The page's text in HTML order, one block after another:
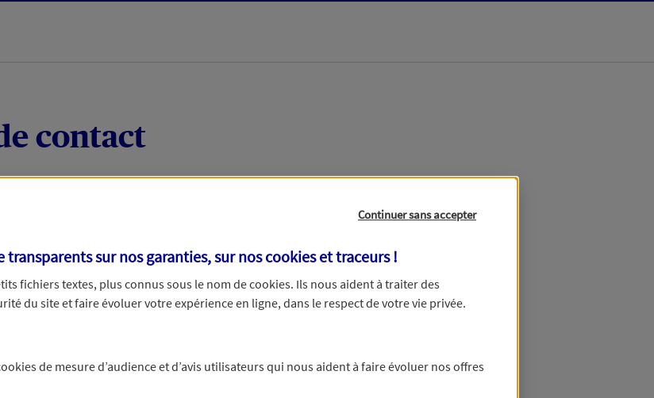
contact
vous concernant. Pour plus d’informations,
Continuer sans accepter
transparents sur nos garanties, sur noscookies et traceurs!
fichiers textes, plus connus sous le nom decookies. Ils nous aident à traiter des
du site et faire évoluer votre expérience en ligne, dans le respect de votre vie privée.
de mesure d’audience et d’avis utilisateurs qui nous aident à faire évoluer nos offres